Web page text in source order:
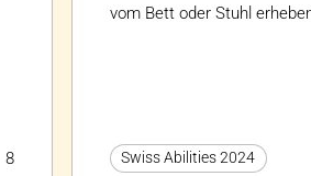
8
vom Bett oder Stuhl
Swiss Abilities 2024